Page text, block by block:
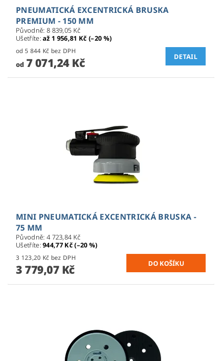
PNEUMATICKÁ EXCENTRICKÁ BRUSKA
PREMIUM - 150 MM
Původně: 8 839,05 Kč
Ušetříte:až 1 956,81 Kč (–20 %)
od 5 844 Kč bez DPH
od7 071,24 Kč DETAIL
MINI PNEUMATICKÁ EXCENTRICKÁ BRUSKA -
75 MM
Původně: 4 723,84 Kč
Ušetříte:944,77 Kč (–20 %)
3 123,20 Kč bez DPH
3 779,07 Kč